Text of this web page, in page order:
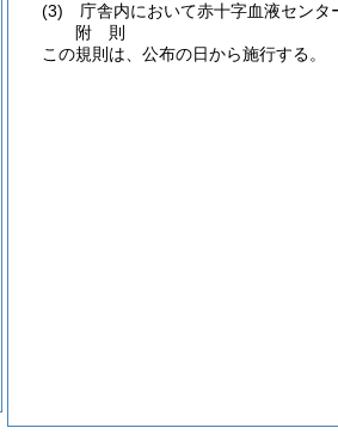
(3)
庁舎内において赤十字血液セン
附 則
この規則は、公布の日から施行する。